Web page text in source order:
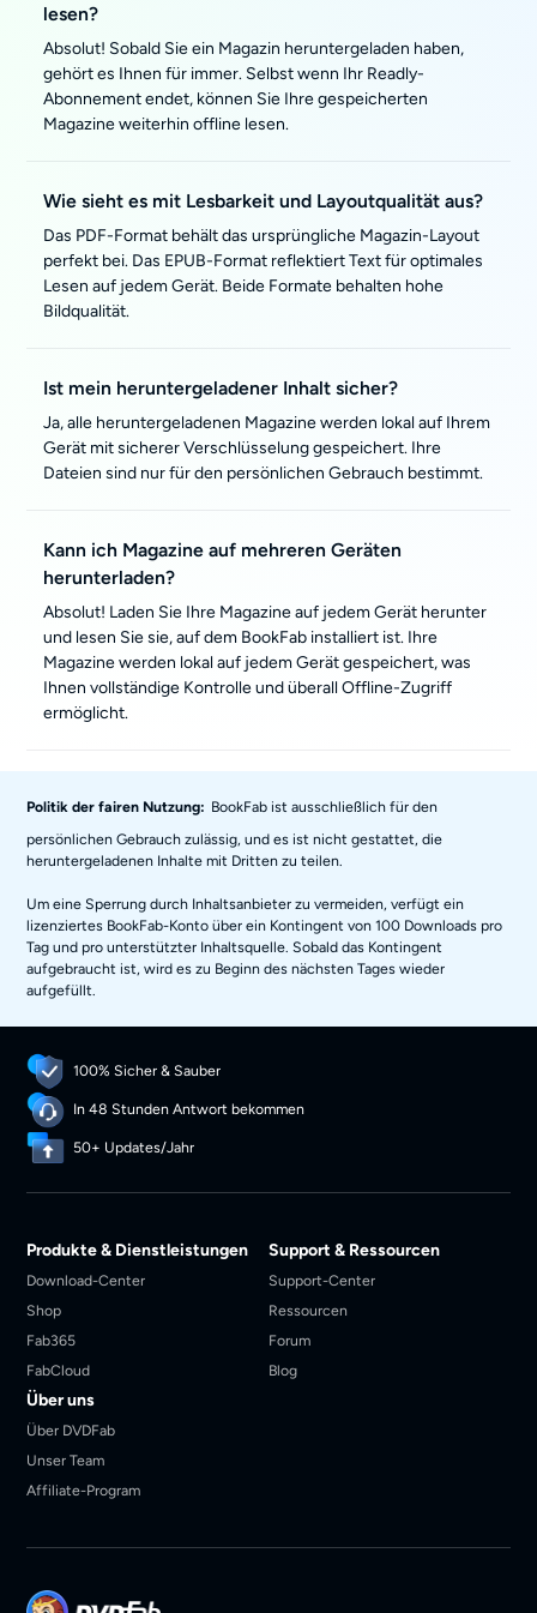
lesen?
Absolut! Sobald Sie ein Magazin heruntergeladen haben,
gehört es Ihnen für immer. Selbst wenn Ihr Readly-
Abonnement endet, können Sie Ihre gespeicherten
Magazine weiterhin offline lesen.
Wie sieht es mit Lesbarkeit und Layoutqualität aus?
Das PDF-Format behält das ursprüngliche Magazin-Layout
perfekt bei. Das EPUB-Format reflektiert Text für optimales
Lesen auf jedem Gerät. Beide Formate behalten hohe
Bildqualität.
Ist mein heruntergeladener Inhalt sicher?
Ja, alle heruntergeladenen Magazine werden lokal auf Ihrem
Gerät mit sicherer Verschlüsselung gespeichert. Ihre
Dateien sind nur für den persönlichen Gebrauch bestimmt.
Kann ich Magazine auf mehreren Geräten
herunterladen?
Absolut! Laden Sie Ihre Magazine auf jedem Gerät herunter
und lesen Sie sie, auf dem BookFab installiert ist. Ihre
Magazine werden lokal auf jedem Gerät gespeichert, was
Ihnen vollständige Kontrolle und überall Offline-Zugriff
ermöglicht.
Politik der fairen Nutzung: BookFab ist ausschließlich für den
persönlichen Gebrauch zulässig, und es ist nicht gestattet, die
heruntergeladenen Inhalte mit Dritten zu teilen.
Um eine Sperrung durch Inhaltsanbieter zu vermeiden, verfügt ein
lizenziertes BookFab-Konto über ein Kontingent von 100 Downloads pro
Tag und pro unterstützter Inhaltsquelle. Sobald das Kontingent
aufgebraucht ist, wird es zu Beginn des nächsten Tages wieder
aufgefüllt.
100% Sicher & Sauber
In 48 Stunden Antwort bekommen
50+ Updates/Jahr
Produkte & Dienstleistungen
Download-Center
Shop
Fab365
FabCloud
Support & Ressourcen
Support-Center
Ressourcen
Forum
Blog
Über uns
Über DVDFab
Unser Team
Affiliate-Program